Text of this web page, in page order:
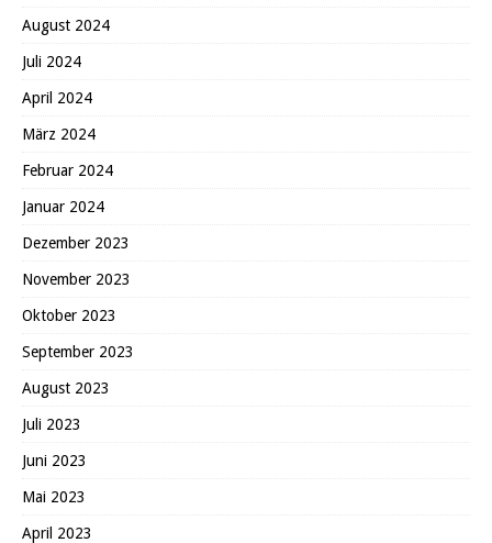
August 2024
Juli 2024
April 2024
März 2024
Februar 2024
Januar 2024
Dezember 2023
November 2023
Oktober 2023
September 2023
August 2023
Juli 2023
Juni 2023
Mai 2023
April 2023